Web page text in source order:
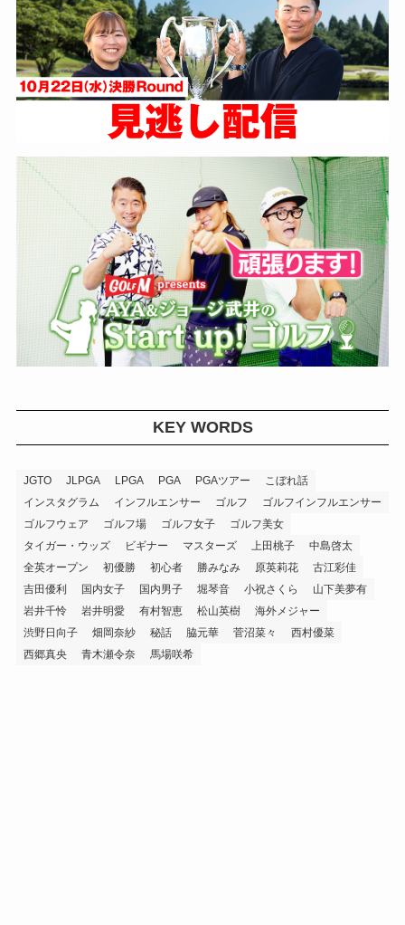
KEY WORDS
JGTO JLPGA LPGA PGA PGAツアー
こぼれ話
インスタグラム
インフルエンサー ゴルフ
ゴルフインフルエンサー
ゴルフウェア
ゴルフ場 ゴルフ女子
ゴルフ美女
タイガー・ウッズ
ビギナー マスターズ 上田桃子
中島啓太
全英オープン
初優勝 初心者 勝みなみ 原英莉花
古江彩佳
吉田優利
国内女子 国内男子 堀琴音 小祝さくら
山下美夢有
岩井千怜
岩井明愛 有村智恵 松山英樹
海外メジャー
渋野日向子
畑岡奈紗 秘話 脇元華 菅沼菜々
西村優菜
西郷真央
青木瀬令奈 馬場咲希